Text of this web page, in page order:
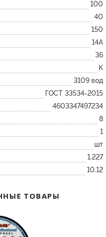
100
40
150
14А
36
K
3109 вод
ГОСТ 33534-2015
4603347497234
8
1
шт
1.227
10.12
ТОВАРЫ